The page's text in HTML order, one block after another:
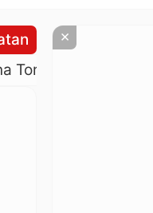
BPJS
Toraja Culture
×